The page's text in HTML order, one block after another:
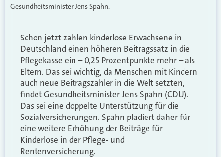
Gesundheitsminister Jens Spahn.
Schon jetzt zahlen kinderlose Erwachsene in
Deutschland einen höheren Beitragssatz in die
Pflegekasse ein – 0,25 Prozentpunkte mehr – als
Eltern. Das sei wichtig, da Menschen mit Kindern
auch neue Beitragszahler in die Welt setzten,
findet Gesundheitsminister Jens Spahn (CDU).
Das sei eine doppelte Unterstützung für die
Sozialversicherungen. Spahn pladiert daher für
eine weitere Erhöhung der Beiträge für
Kinderlose in der Pflege- und
Rentenversicherung.